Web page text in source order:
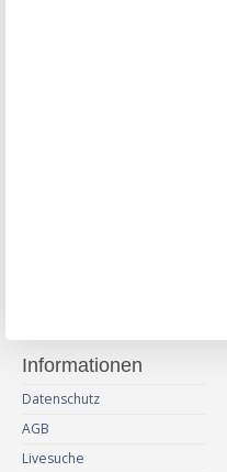
Informationen
Datenschutz
AGB
Livesuche